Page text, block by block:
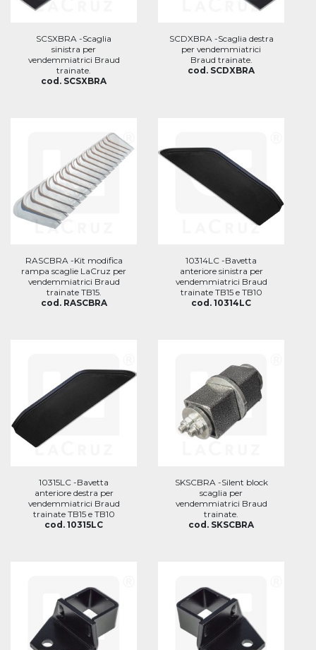
SCSXBRA -Scaglia
sinistra per
vendemmiatrici Braud
trainate.
cod. SCSXBRA
SCDXBRA -Scaglia destra
per vendemmiatrici
Braud trainate.
cod. SCDXBRA
RASCBRA -Kit modifica
rampa scaglie LaCruz per
vendemmiatrici Braud
trainate TB15.
cod. RASCBRA
10314LC -Bavetta
anteriore sinistra per
vendemmiatrici Braud
trainate TB15 e TB10
cod. 10314LC
10315LC -Bavetta
anteriore destra per
vendemmiatrici Braud
trainate TB15 e TB10
cod. 10315LC
SKSCBRA -Silent block
scaglia per
vendemmiatrici Braud
trainate.
cod. SKSCBRA